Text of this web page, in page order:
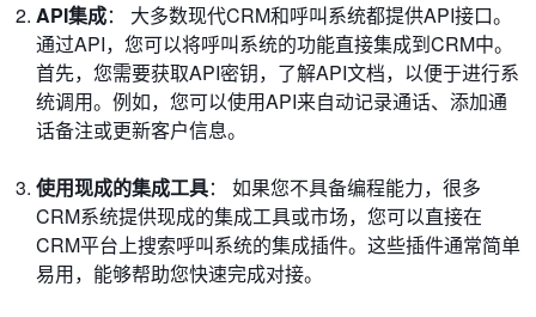
API集成： 大多数现代CRM和呼叫系统都提供API接口。
通过API，您可以将呼叫系统的功能直接集成到CRM中。
首先，您需要获取API密钥，了解API文档，以便于进行系
统调用。例如，您可以使用API来自动记录通话、添加通
话备注或更新客户信息。
使用现成的集成工具： 如果您不具备编程能力，很多
CRM系统提供现成的集成工具或市场，您可以直接在
CRM平台上搜索呼叫系统的集成插件。这些插件通常简单
易用，能够帮助您快速完成对接。